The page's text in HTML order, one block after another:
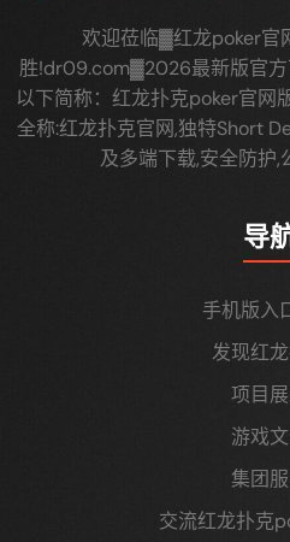
欢迎莅临▓红龙poker官
胜!dr09.com▓2026最新版官方
以下简称：红龙扑克poker官网
全称:红龙扑克官网,独特Short
及多端下载,安全防护
导
手机版入
发现红
项目
游戏
集团
交流红龙扑克